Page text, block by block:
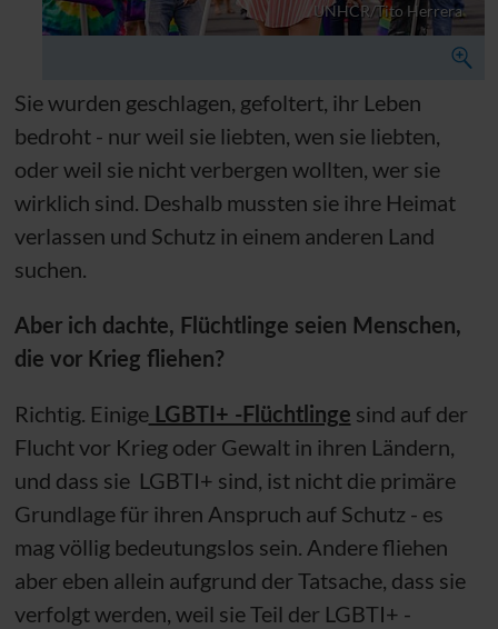
UNHCR/Tito Herrera
Sie wurden geschlagen, gefoltert, ihr Leben
bedroht - nur weil sie liebten, wen sie liebten,
oder weil sie nicht verbergen wollten, wer sie
wirklich sind. Deshalb mussten sie ihre Heimat
verlassen und Schutz in einem anderen Land
suchen.
Aber ich dachte, Flüchtlinge seien Menschen,
die vor Krieg fliehen?
Richtig. EinigeLGBTI+ -Flüchtlinge sind auf der
Flucht vor Krieg oder Gewalt in ihren Ländern,
und dass sie LGBTI+ sind, ist nicht die primäre
Grundlage für ihren Anspruch auf Schutz - es
mag völlig bedeutungslos sein. Andere fliehen
aber eben allein aufgrund der Tatsache, dass sie
verfolgt werden, weil sie Teil der LGBTI+ -